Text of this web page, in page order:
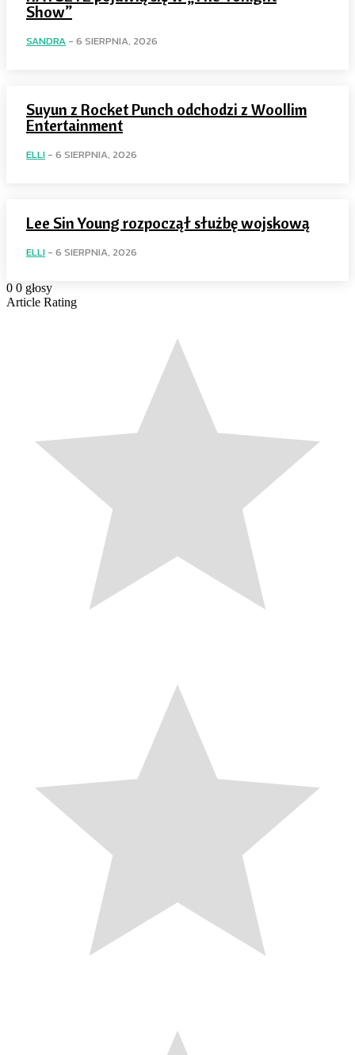
Show”
SANDRA - 6 SIERPNIA, 2026
Suyun z Rocket Punch odchodzi z Woollim
Entertainment
ELLI - 6 SIERPNIA, 2026
Lee Sin Young rozpoczął służbę wojskową
ELLI - 6 SIERPNIA, 2026
0 0 głosy
Article Rating